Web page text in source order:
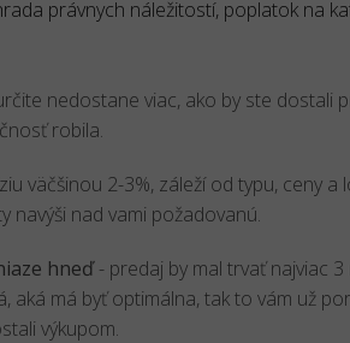
právnych náležitostí, poplatok na
nedostane viac, ako by ste dostali
robila.
väčšinou 2-3%, záleží od typu, ceny a
navýši nad vami požadovanú.
hneď- predaj by mal trvať najviac 3
aká má byť optimálna, tak to vám už
výkupom.